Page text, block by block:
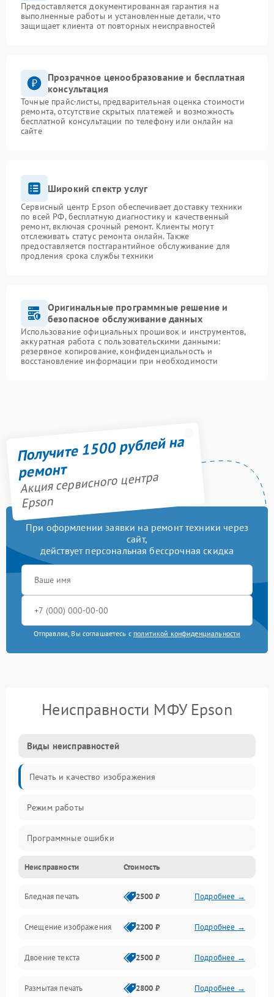
Предоставляется документированная гарантия на
выполненные работы и установленные детали, что
защищает клиента от повторных неисправностей
Прозрачное ценообразование и бесплатная
консультация
Точные прайс-листы, предварительная оценка стоимости
ремонта, отсутствие скрытых платежей и возможность
бесплатной консультации по телефону или онлайн на
сайте
Широкий спектр услуг
Сервисный центр Epson обеспечивает доставку техники
по всей РФ, бесплатную диагностику и качественный
ремонт, включая срочный ремонт. Клиенты могут
отслеживать статус ремонта онлайн. Также
предоставляется постгарантийное обслуживание для
продления срока службы техники
Оригинальные программные решение и
безопасное обслуживание данных
Использование официальных прошивок и инструментов,
аккуратная работа с пользовательскими данными:
резервное копирование, конфиденциальность и
восстановление информации при необходимости
Получите 1500 рублей на
ремонт
Акция сервисного центра
Epson
При оформлении заявки на ремонт техники через
сайт,
действует персональная бессрочная скидка
Отправляя, Вы соглашаетесь с политикой конфиденциальности
Неисправности МФУ Epson
Виды неисправностей
Печать и качество изображения
Режим работы
Программные ошибки
Картриджи и расходники
Сканер и копирование
Механика и узлы
Программные сбои
Подключение и интерфейсы
Неисправности Стоимость
Бледная печать 2500 ₽ Подробнее →
Смещение изображения 2200 ₽ Подробнее →
Двоение текста 2500 ₽ Подробнее →
Размытая печать 2800 ₽ Подробнее →